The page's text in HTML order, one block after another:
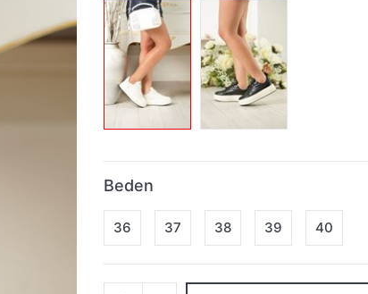
Beden
36 37 38 39 40